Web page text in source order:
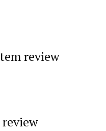
review